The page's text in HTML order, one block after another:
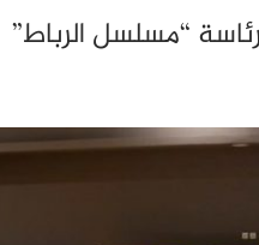
“مسلسل الرباط”